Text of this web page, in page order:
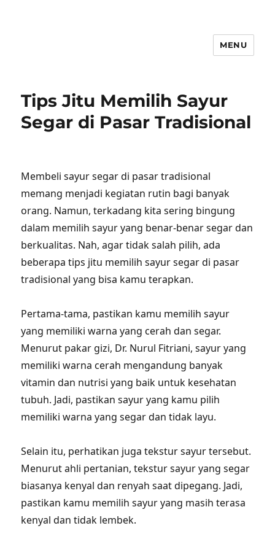
MENU
Tips Jitu Memilih Sayur
Segar di Pasar Tradisional
Membeli sayur segar di pasar tradisional
memang menjadi kegiatan rutin bagi banyak
orang. Namun, terkadang kita sering bingung
dalam memilih sayur yang benar-benar segar dan
berkualitas. Nah, agar tidak salah pilih, ada
beberapa tips jitu memilih sayur segar di pasar
tradisional yang bisa kamu terapkan.
Pertama-tama, pastikan kamu memilih sayur
yang memiliki warna yang cerah dan segar.
Menurut pakar gizi, Dr. Nurul Fitriani, sayur yang
memiliki warna cerah mengandung banyak
vitamin dan nutrisi yang baik untuk kesehatan
tubuh. Jadi, pastikan sayur yang kamu pilih
memiliki warna yang segar dan tidak layu.
Selain itu, perhatikan juga tekstur sayur tersebut.
Menurut ahli pertanian, tekstur sayur yang segar
biasanya kenyal dan renyah saat dipegang. Jadi,
pastikan kamu memilih sayur yang masih terasa
kenyal dan tidak lembek.